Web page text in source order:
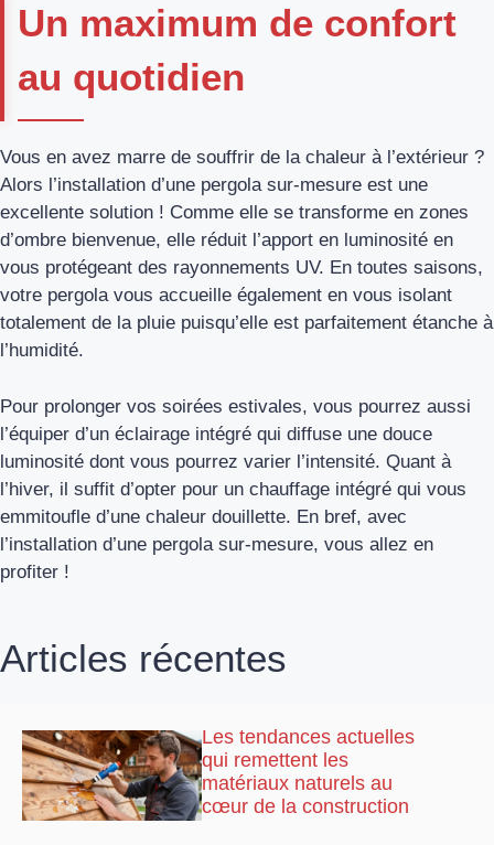
Un maximum de confort
au quotidien
Vous en avez marre de souffrir de la chaleur à l’extérieur ?
Alors l’installation d’une pergola sur-mesure est une
excellente solution ! Comme elle se transforme en zones
d’ombre bienvenue, elle réduit l’apport en luminosité en
vous protégeant des rayonnements UV. En toutes saisons,
votre pergola vous accueille également en vous isolant
totalement de la pluie puisqu’elle est parfaitement étanche à
l’humidité.
Pour prolonger vos soirées estivales, vous pourrez aussi
l’équiper d’un éclairage intégré qui diffuse une douce
luminosité dont vous pourrez varier l’intensité. Quant à
l’hiver, il suffit d’opter pour un chauffage intégré qui vous
emmitoufle d’une chaleur douillette. En bref, avec
l’installation d’une pergola sur-mesure, vous allez en
profiter !
Articles récentes
Les tendances actuelles
qui remettent les
matériaux naturels au
cœur de la construction